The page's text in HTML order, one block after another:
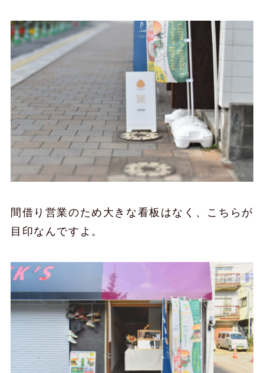
間借り営業のため大きな看板はなく、こちらが
目印なんですよ。